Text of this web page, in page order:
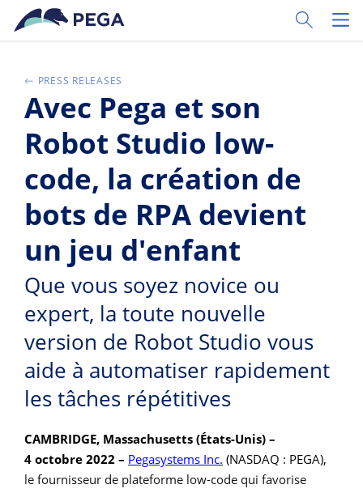
Ir al contenido principal
Toggle
PRESS RELEASES
Avec Pega et son
Robot Studio low-
code, la création de
bots de RPA devient
un jeu d'enfant
Que vous soyez novice ou
expert, la toute nouvelle
version de Robot Studio vous
aide à automatiser rapidement
les tâches répétitives
CAMBRIDGE, Massachusetts (États-Unis) –
4 octobre 2022 – Pegasystems Inc. (NASDAQ : PEGA),
le fournisseur de plateforme low-code qui favorise